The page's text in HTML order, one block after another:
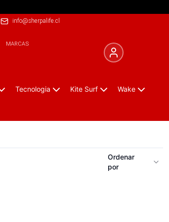
info@sherpalife.cl
MARCAS
Tecnologia Kite Surf Wake
Ordenar
por